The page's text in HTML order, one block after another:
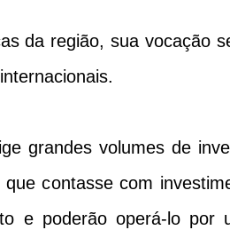
da região, sua vocação
grandes volumes de
contasse com
e poderão operá-lo por